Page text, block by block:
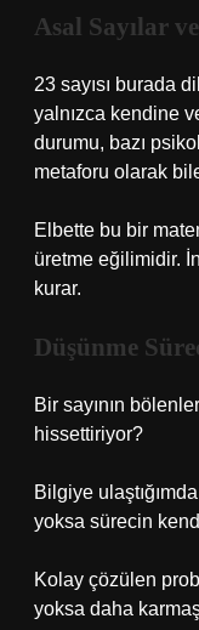
Asal Sayılar
23 sayısı burada
yalnızca kendine
durumu, bazı
metaforu olarak
Elbette bu bir
üretme eğilimidir.
kurar.
Düşünme
Bir sayının
hissettiriyor?
Bilgiye
yoksa sürecin
Kolay çözülen
yoksa daha